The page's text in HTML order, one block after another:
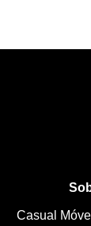
Casual